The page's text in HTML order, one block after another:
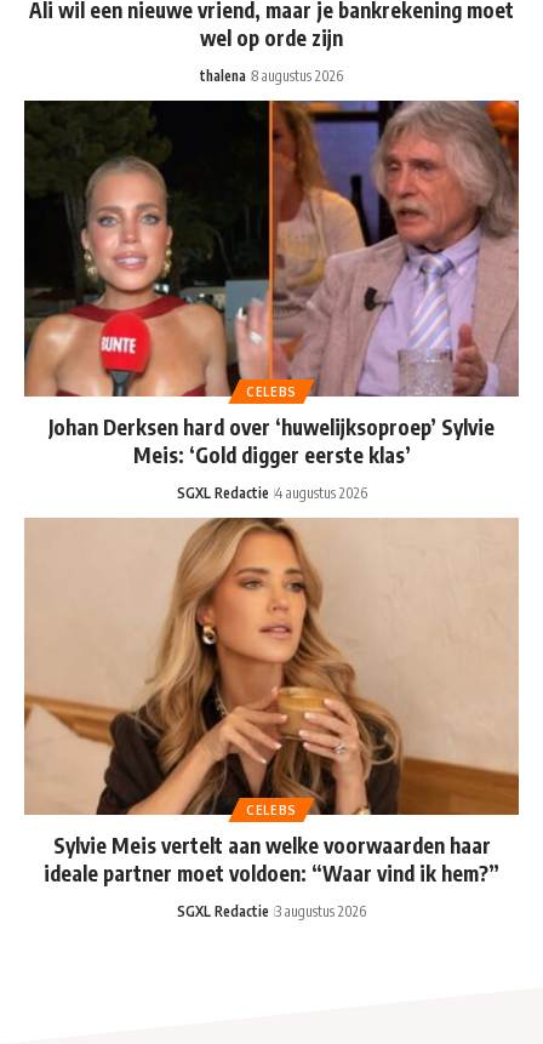
Ali wil een nieuwe vriend, maar je bankrekening moet
wel op orde zijn
thalena 8 augustus 2026
CELEBS
Johan Derksen hard over ‘huwelijksoproep’ Sylvie
Meis: ‘Gold digger eerste klas’
SGXL Redactie 4 augustus 2026
CELEBS
Sylvie Meis vertelt aan welke voorwaarden haar
ideale partner moet voldoen: “Waar vind ik hem?”
SGXL Redactie 3 augustus 2026